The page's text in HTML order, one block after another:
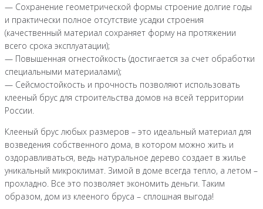
— Сохранение геометрической формы строение долгие годы
и практически полное отсутствие усадки строения
(качественный материал сохраняет форму на протяжении
всего срока эксплуатации);
— Повышенная огнестойкость (достигается за счет обработки
специальными материалами);
— Сейсмостойкость и прочность позволяют использовать
клееный брус для строительства домов на всей территории
России.
Клееный брус любых размеров – это идеальный материал для
возведения собственного дома, в котором можно жить и
оздоравливаться, ведь натуральное дерево создает в жилье
уникальный микроклимат. Зимой в доме всегда тепло, а летом –
прохладно. Все это позволяет экономить деньги. Таким
образом, дом из клееного бруса – сплошная выгода!